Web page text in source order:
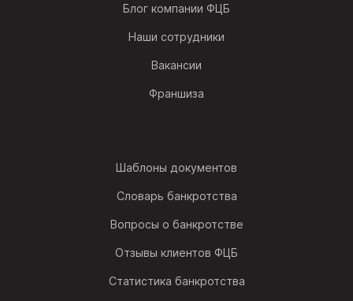
Блог компании ФЦБ
Наши сотрудники
Вакансии
Франшиза
Шаблоны документов
Словарь банкротства
Вопросы о банкротстве
Отзывы клиентов ФЦБ
Статистика банкротства